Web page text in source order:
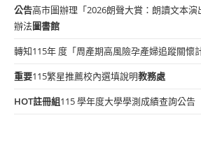
公告高市圖辦理「2026朗聲大賞：朗讀文本
辦法圖書館
轉知115年 度「周產期高風險孕產婦追蹤關懷
重要115繁星推薦校內選填說明教務處
HOT註冊組115 學年度大學學測成績查詢公告